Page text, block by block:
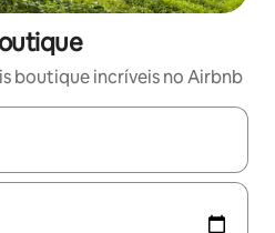
boutique incríveis no Airbnb
disponíveis, explore-os